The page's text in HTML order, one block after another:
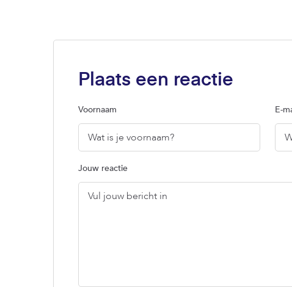
Plaats een reactie
Voornaam E-
Jouw reactie